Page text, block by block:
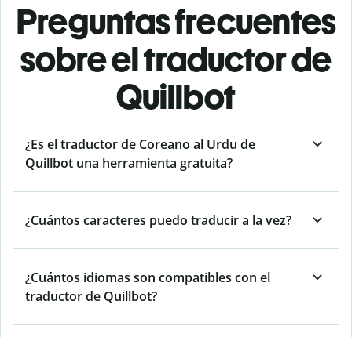
Preguntas frecuentes
sobre el traductor de
Quillbot
¿Es el traductor de Coreano al Urdu de
Quillbot una herramienta gratuita?
¿Cuántos caracteres puedo traducir a la vez?
¿Cuántos idiomas son compatibles con el
traductor de Quillbot?